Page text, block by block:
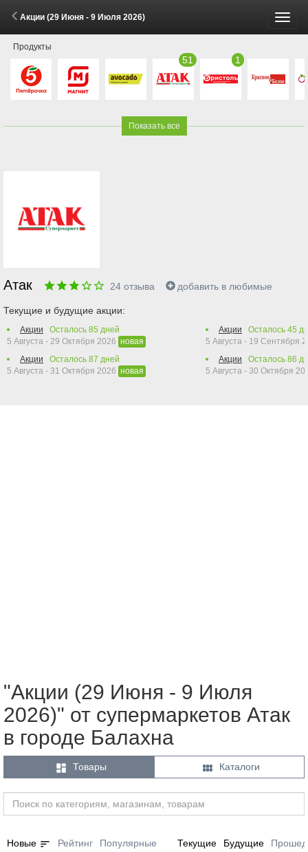
Акции (29 Июня - 9 Июля 2026)
Продукты
51 1
Показать все
Атак 24 отзыва добавить в любимые
Текущие и будущие акции:
Акции Осталось 85 дней
5 Августа - 29 Октября 2026 новая
Акции
Осталось 87 дней
5 Августа - 31 Октября 2026 новая
Акции Осталось 45
5 Августа - 19 Сентября
Акции
Осталось 86
5 Августа - 30 Октября
"Акции (29 Июня - 9 Июля
2026)" от супермаркетов Атак
в городе Балахна
 Товары  Каталоги
Новые sort Рейтинг Популярные Текущие Будущие